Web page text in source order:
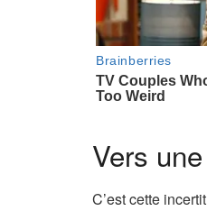
Vers
C’est cette